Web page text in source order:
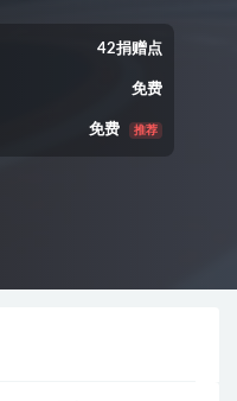
42捐赠点
免费
免费 推荐